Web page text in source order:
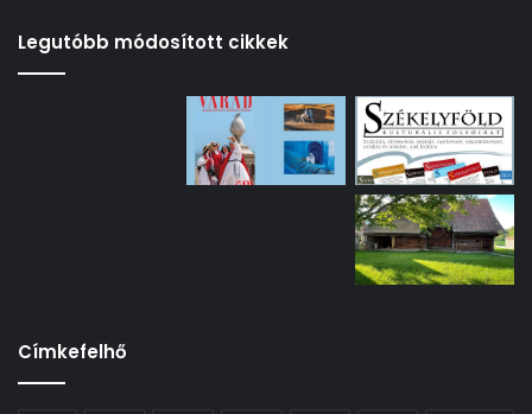
Legutóbb módosított cikkek
Címkefelhő